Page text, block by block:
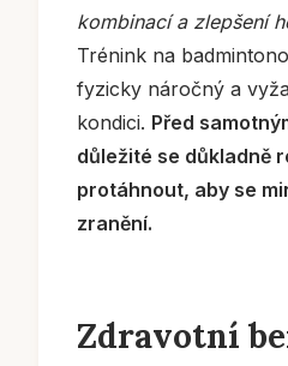
kombinací a zlepšení
Trénink na
fyzicky náročný a
kondici. Před
důležité se důkladně
protáhnout, aby se
zranění.
Zdravotní